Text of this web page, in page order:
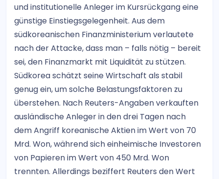
und institutionelle Anleger im Kursrückgang eine
günstige Einstiegsgelegenheit. Aus dem
südkoreanischen Finanzministerium verlautete
nach der Attacke, dass man – falls nötig – bereit
sei, den Finanzmarkt mit Liquidität zu stützen.
Südkorea schätzt seine Wirtschaft als stabil
genug ein, um solche Belastungsfaktoren zu
überstehen. Nach Reuters-Angaben verkauften
ausländische Anleger in den drei Tagen nach
dem Angriff koreanische Aktien im Wert von 70
Mrd. Won, während sich einheimische Investoren
von Papieren im Wert von 450 Mrd. Won
trennten. Allerdings beziffert Reuters den Wert